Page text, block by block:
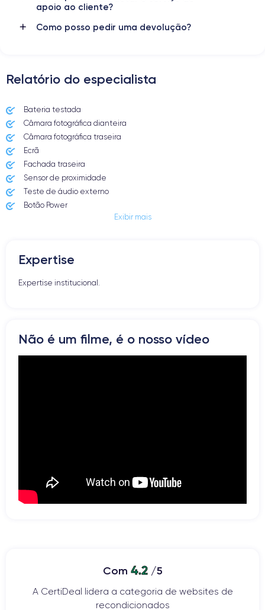
apoio ao cliente?
Como posso pedir uma devolução?
Relatório do especialista
Bateria testada
Câmara fotográfica dianteira
Câmara fotográfica traseira
Ecrã
Fachada traseira
Sensor de proximidade
Teste de áudio externo
Botão Power
Entrada Jack ou Lightening
Altifalante
Botão Home
Vibrador
Prise USB
Exibir mais
Expertise
Expertise institucional.
Não é um filme, é o nosso vídeo
Com 4.2/5
A CertiDeal lidera a categoria de websites de
recondicionados